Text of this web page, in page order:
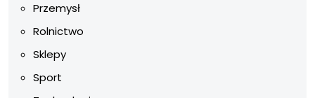
Przemysł
Rolnictwo
Sklepy
Sport